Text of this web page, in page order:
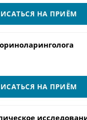
НА ПРИЁМ
НА ПРИЁМ